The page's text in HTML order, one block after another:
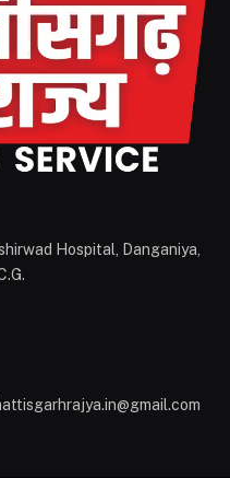
Hospital, Danganiya,